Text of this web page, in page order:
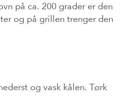
på ca. 200 grader er den
og på grillen trenger den
og vask kålen. Tørk